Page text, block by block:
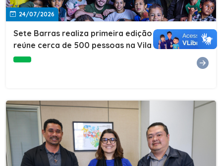
24/07/2026
Sete Barras realiza primeira edição do Cuidar+ e
reúne cerca de 500 pessoas na Vila São João